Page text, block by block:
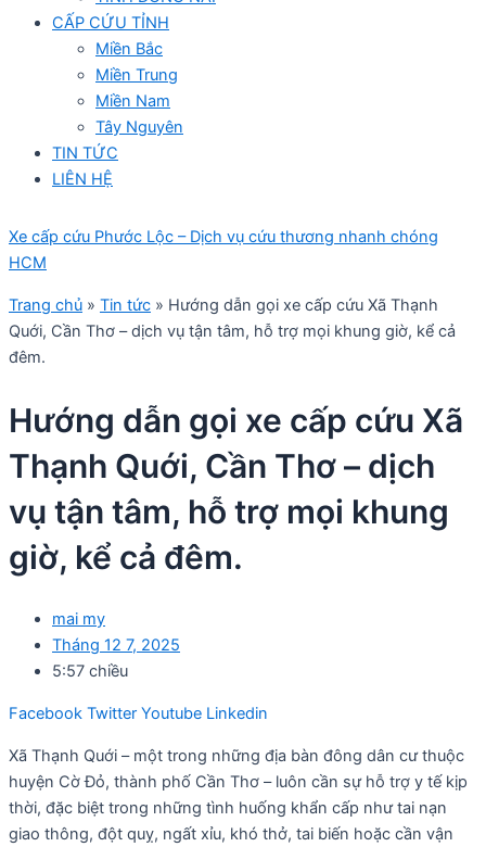
CẤP CỨU TỈNH
Miền Bắc
Miền Trung
Miền Nam
Tây Nguyên
TIN TỨC
LIÊN HỆ
Xe cấp cứu Phước Lộc – Dịch vụ cứu thương nhanh chóng
HCM
Trang chủ » Tin tức » Hướng dẫn gọi xe cấp cứu Xã Thạnh
Quới, Cần Thơ – dịch vụ tận tâm, hỗ trợ mọi khung giờ, kể cả
đêm.
Hướng dẫn gọi xe cấp cứu Xã
Thạnh Quới, Cần Thơ – dịch
vụ tận tâm, hỗ trợ mọi khung
giờ, kể cả đêm.
mai my
Tháng 12 7, 2025
5:57 chiều
Facebook Twitter Youtube Linkedin
Xã Thạnh Quới – một trong những địa bàn đông dân cư thuộc
huyện Cờ Đỏ, thành phố Cần Thơ – luôn cần sự hỗ trợ y tế kịp
thời, đặc biệt trong những tình huống khẩn cấp như tai nạn
giao thông, đột quỵ, ngất xỉu, khó thở, tai biến hoặc cần vận